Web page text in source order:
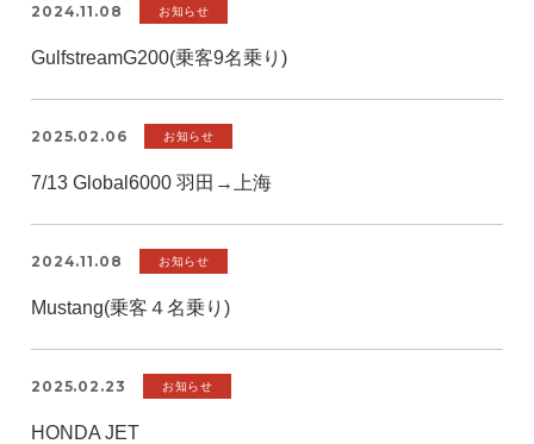
2024.11.08 お知らせ
GulfstreamG200(乗客9名乗り)
2025.02.06 お知らせ
7/13 Global6000 羽田→上海
2024.11.08 お知らせ
Mustang(乗客４名乗り)
2025.02.23 お知らせ
HONDA JET